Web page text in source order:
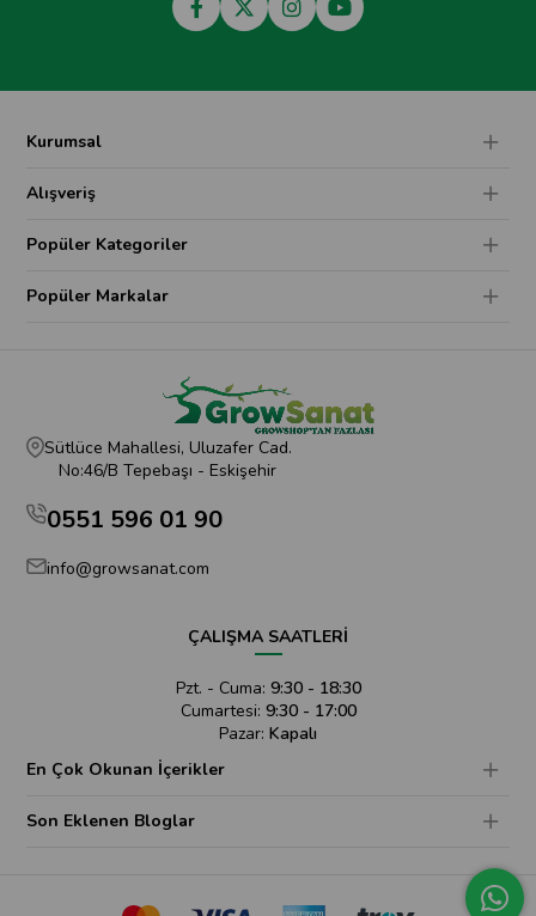
Kurumsal
Alışveriş
Popüler Kategoriler
Popüler Markalar
Sütlüce Mahallesi, Uluzafer Cad.
No:46/B Tepebaşı - Eskişehir
0551 596 01 90
info@growsanat.com
ÇALIŞMA SAATLERİ
Pzt. - Cuma: 9:30 - 18:30
Cumartesi: 9:30 - 17:00
Pazar: Kapalı
En Çok Okunan İçerikler
Son Eklenen Bloglar